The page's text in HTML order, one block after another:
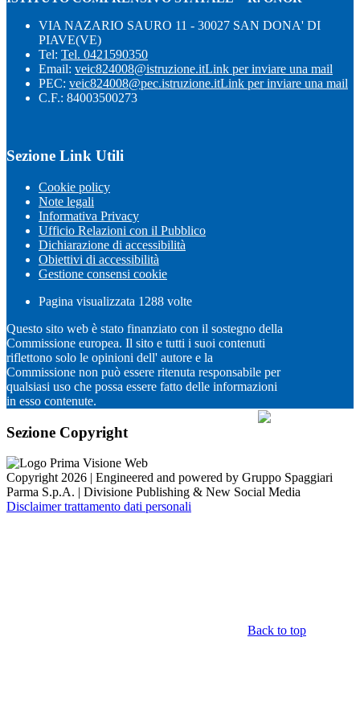
VIA NAZARIO SAURO 11 - 30027 SAN DONA' DI
PIAVE(VE)
Tel: Tel. 0421590350
Email: veic824008@istruzione.itLink per inviare una mail
PEC: veic824008@pec.istruzione.itLink per inviare una mail
C.F.: 84003500273
Sezione Link Utili
Cookie policy
Note legali
Informativa Privacy
Ufficio Relazioni con il Pubblico
Dichiarazione di accessibilità
Obiettivi di accessibilità
Gestione consensi cookie
Pagina visualizzata 1288 volte
Questo sito web è stato finanziato con il sostegno della
Commissione europea. Il sito e tutti i suoi contenuti
riflettono solo le opinioni dell' autore e la
Commissione non può essere ritenuta responsabile per
qualsiasi uso che possa essere fatto delle informazioni
in esso contenute.
Sezione Copyright
Copyright 2026 | Engineered and powered by Gruppo Spaggiari
Parma S.p.A. | Divisione Publishing & New Social Media
Disclaimer trattamento dati personali
Back to top